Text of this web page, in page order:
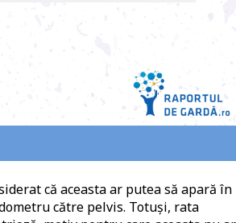
că aceasta ar putea să apară în
către pelvis. Totuşi, rata